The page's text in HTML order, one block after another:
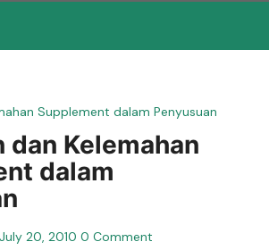
Supplement dalam Penyusuan
dan Kelemahan
dalam
July 20, 2010 0 Comment